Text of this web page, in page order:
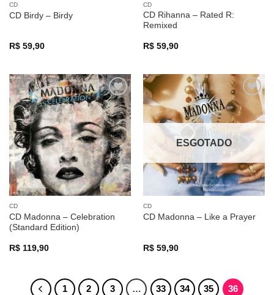
CD
CD Birdy – Birdy
R$59,90
CD
CD Rihanna – Rated R:
Remixed
R$59,90
Adicionar
a lista de
desejos
CD
CD Madonna – Celebration
(Standard Edition)
R$119,90
Adicionar
a lista de
desejos
ESGOTADO
CD
CD Madonna – Like a Prayer
R$59,90
1 2 3 … 33 34 35 36